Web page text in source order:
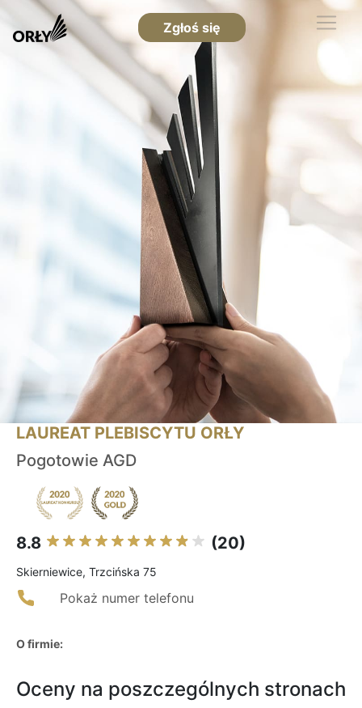
Zgłoś się
LAUREAT PLEBISCYTU ORŁY
Pogotowie AGD
8.8 (20)
Skierniewice, Trzcińska 75
Pokaż numer telefonu
O firmie:
Oceny na poszczególnych stronach